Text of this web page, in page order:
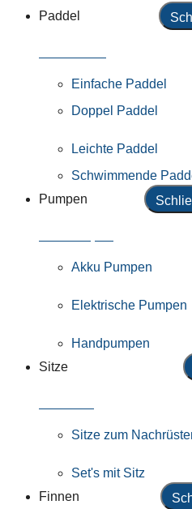
Paddel
Einfache Paddel
Doppel Paddel
Leichte Paddel
Schwimmende
Pumpen
Akku Pumpen
Elektrische Pumpen
Handpumpen
Sitze
Sitze zum
Set's mit Sitz
Finnen